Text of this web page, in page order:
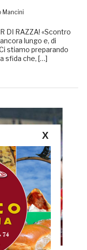
Mancini
DI RAZZA! «Scontro
lungo e, di
stiamo preparando
sfida che, […]
X